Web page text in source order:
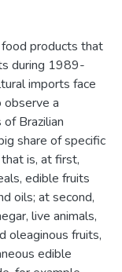
products that
during 1989-
imports face
a
Brazilian
share of specific
is, at first,
edible fruits
oils; at second,
live animals,
oleaginous fruits,
edible